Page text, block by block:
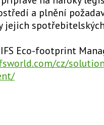
a plnění
jejich
Eco-footprint
cz/